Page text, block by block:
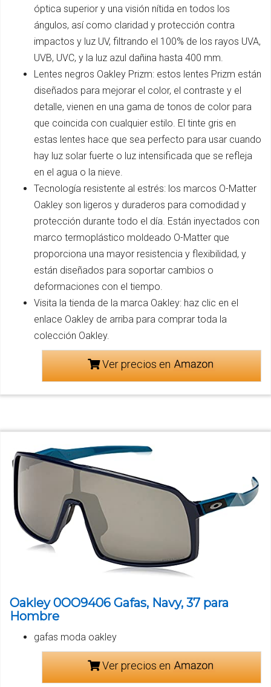
óptica superior y una visión nítida en todos los
ángulos, así como claridad y protección contra
impactos y luz UV, filtrando el 100% de los rayos UVA,
UVB, UVC, y la luz azul dañina hasta 400 mm.
Lentes negros Oakley Prizm: estos lentes Prizm están
diseñados para mejorar el color, el contraste y el
detalle, vienen en una gama de tonos de color para
que coincida con cualquier estilo. El tinte gris en
estas lentes hace que sea perfecto para usar cuando
hay luz solar fuerte o luz intensificada que se refleja
en el agua o la nieve.
Tecnología resistente al estrés: los marcos O-Matter
Oakley son ligeros y duraderos para comodidad y
protección durante todo el día. Están inyectados con
marco termoplástico moldeado O-Matter que
proporciona una mayor resistencia y flexibilidad, y
están diseñados para soportar cambios o
deformaciones con el tiempo.
Visita la tienda de la marca Oakley: haz clic en el
enlace Oakley de arriba para comprar toda la
colección Oakley.
Ver precios en
Oakley 0OO9406 Gafas, Navy, 37 para
Hombre
gafas moda oakley
Ver precios en